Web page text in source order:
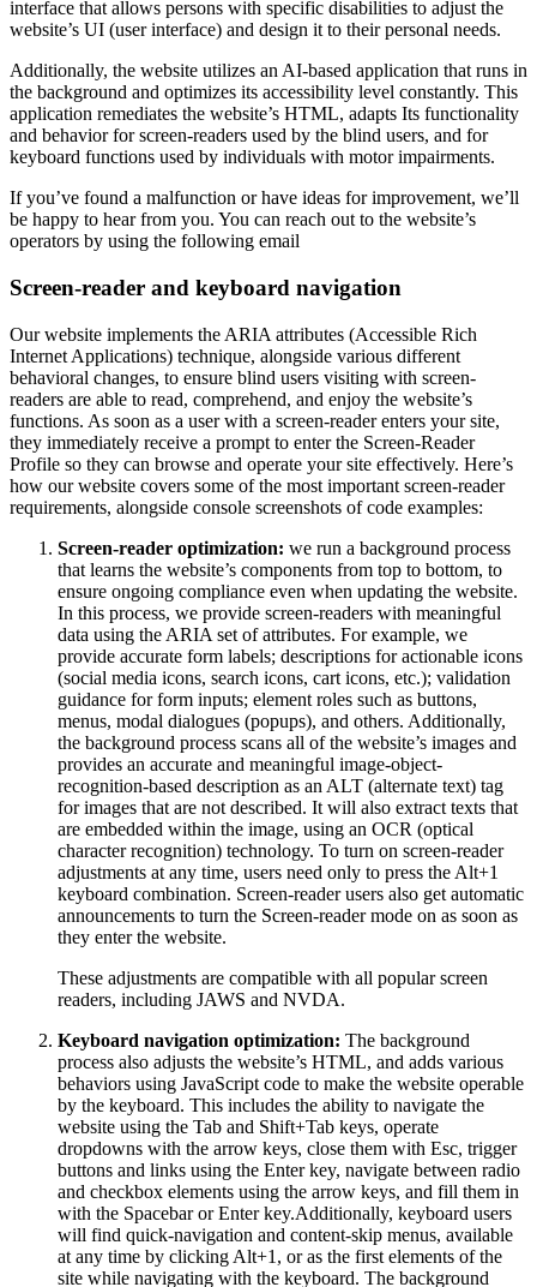
interface that allows persons with specific disabilities to adjust the
website’s UI (user interface) and design it to their personal needs.
Additionally, the website utilizes an AI-based application that runs in
the background and optimizes its accessibility level constantly. This
application remediates the website’s HTML, adapts Its functionality
and behavior for screen-readers used by the blind users, and for
keyboard functions used by individuals with motor impairments.
If you’ve found a malfunction or have ideas for improvement, we’ll
be happy to hear from you. You can reach out to the website’s
operators by using the following email
Screen-reader and keyboard navigation
Our website implements the ARIA attributes (Accessible Rich
Internet Applications) technique, alongside various different
behavioral changes, to ensure blind users visiting with screen-
readers are able to read, comprehend, and enjoy the website’s
functions. As soon as a user with a screen-reader enters your site,
they immediately receive a prompt to enter the Screen-Reader
Profile so they can browse and operate your site effectively. Here’s
how our website covers some of the most important screen-reader
requirements, alongside console screenshots of code examples:
Screen-reader optimization: we run a background process
that learns the website’s components from top to bottom, to
ensure ongoing compliance even when updating the website.
In this process, we provide screen-readers with meaningful
data using the ARIA set of attributes. For example, we
provide accurate form labels; descriptions for actionable icons
(social media icons, search icons, cart icons, etc.); validation
guidance for form inputs; element roles such as buttons,
menus, modal dialogues (popups), and others. Additionally,
the background process scans all of the website’s images and
provides an accurate and meaningful image-object-
recognition-based description as an ALT (alternate text) tag
for images that are not described. It will also extract texts that
are embedded within the image, using an OCR (optical
character recognition) technology. To turn on screen-reader
adjustments at any time, users need only to press the Alt+1
keyboard combination. Screen-reader users also get automatic
announcements to turn the Screen-reader mode on as soon as
they enter the website.
These adjustments are compatible with all popular screen
readers, including JAWS and NVDA.
Keyboard navigation optimization: The background
process also adjusts the website’s HTML, and adds various
behaviors using JavaScript code to make the website operable
by the keyboard. This includes the ability to navigate the
website using the Tab and Shift+Tab keys, operate
dropdowns with the arrow keys, close them with Esc, trigger
buttons and links using the Enter key, navigate between radio
and checkbox elements using the arrow keys, and fill them in
with the Spacebar or Enter key.Additionally, keyboard users
will find quick-navigation and content-skip menus, available
at any time by clicking Alt+1, or as the first elements of the
site while navigating with the keyboard. The background